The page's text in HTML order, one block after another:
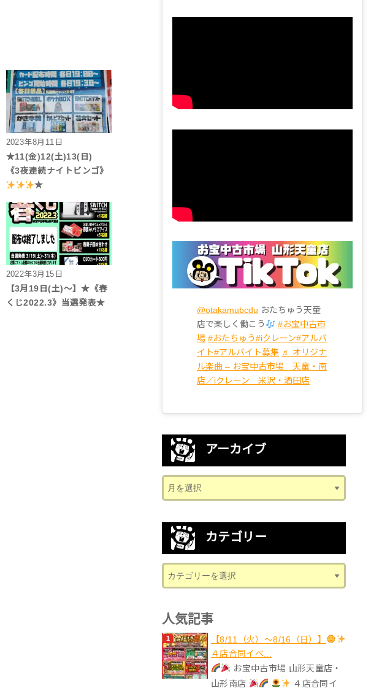
2023年8月11日
★11(金)12(土)13(日)
《3夜連続ナイトビンゴ》
★
2022年3月15日
【3月19日(土)～】★《春
くじ2022.3》当選発表★
@otakamubcdu おたちゅう天童
店で楽しく働こう
#お宝中古市
場 #おたちゅう#iクレーン#アルバ
イト#アルバイト募集 ♬ オリジナ
ル楽曲 – お宝中古市場 天童・南
店／iクレーン 米沢・酒田店
アーカイブ
カテゴリー
人気記事
【8/11（火）～8/16（日）】
４店合同イベ...
お宝中古市場 山形天童店・
山形南店
４店合同イ